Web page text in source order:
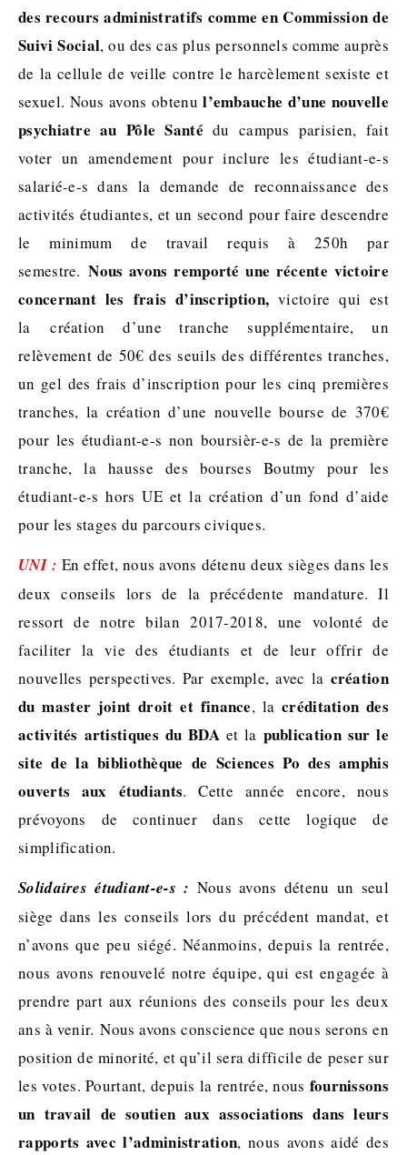
des recours administratifs comme en Commission de
Suivi Social, ou des cas plus personnels comme auprès
de la cellule de veille contre le harcèlement sexiste et
sexuel. Nous avons obtenul’embauche d’une nouvelle
psychiatre au Pôle Santé du campus parisien, fait
voter un amendement pour inclure les étudiant-e-s
salarié-e-s dans la demande de reconnaissance des
activités étudiantes, et un second pour faire descendre
le minimum de travail requis à 250h par
semestre.Nous avons remporté une récente victoire
concernant les frais d’inscription,victoire qui est
la création d’une tranche supplémentaire, un
relèvement de 50€ des seuils des différentes tranches,
un gel des frais d’inscription pour les cinq premières
tranches, la création d’une nouvelle bourse de 370€
pour les étudiant-e-s non boursièr-e-s de la première
tranche, la hausse des bourses Boutmy pour les
étudiant-e-s hors UE et la création d’un fond d’aide
pour les stages du parcours civiques.
UNI : En effet, nous avons détenu deux sièges dans les
deux conseils lors de la précédente mandature. Il
ressort de notre bilan 2017-2018, une volonté de
faciliter la vie des étudiants et de leur offrir de
nouvelles perspectives. Par exemple, avec la création
du master joint droit et finance, lacréditation des
activités artistiques du BDAet la publication sur le
site de la bibliothèque de Sciences Po des amphis
ouverts aux étudiants. Cette année encore, nous
prévoyons de continuer dans cette logique de
simplification.
Solidaires étudiant-e-s : Nous avons détenu un seul
siège dans les conseils lors du précédent mandat, et
n’avons que peu siégé. Néanmoins, depuis la rentrée,
nous avons renouvelé notre équipe, qui est engagée à
prendre part aux réunions des conseils pour les deux
ans à venir. Nous avons conscience que nous serons en
position de minorité, et qu’il sera difficile de peser sur
les votes. Pourtant, depuis la rentrée, nous fournissons
un travail de soutien aux associations dans leurs
rapports avec l’administration, nous avons aidé des